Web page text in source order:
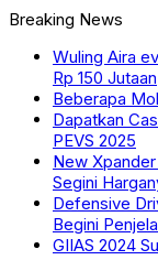
Breaking News
Wuling Aira
Rp 150 Jutaan
Beberapa
Dapatkan
PEVS 2025
New
Segini
Defensive
Begini
GIIAS 2024